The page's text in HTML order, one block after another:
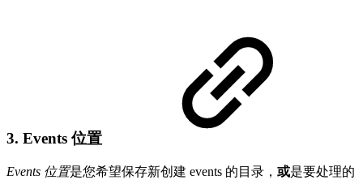
3. Events 位置
Events 位置是您希望保存新创建 events 的目录， 或是要处理的